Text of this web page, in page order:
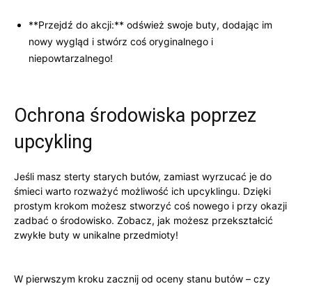
**Przejdź do akcji:** odśwież swoje buty,⁢ dodając im
nowy wygląd i stwórz coś⁣ oryginalnego i‍
niepowtarzalnego!
Ochrona środowiska‍ poprzez
upcykling
Jeśli masz sterty ‌starych⁢ butów,​ zamiast⁤ wyrzucać ⁢je do
śmieci warto rozważyć możliwość ich ⁣upcyklingu. Dzięki
prostym‍ krokom możesz stworzyć coś nowego i przy​ okazji
zadbać o środowisko.‌ Zobacz, jak ​możesz przekształcić
zwykłe⁣ buty ⁣w unikalne przedmioty!
W ​pierwszym‌ kroku zacznij od oceny stanu butów – czy